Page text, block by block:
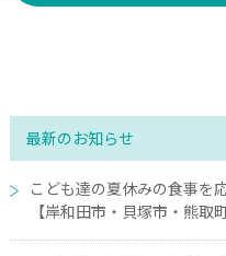
最新のお知らせ
こども達の夏休みの食事を
【岸和田市・貝塚市・熊取